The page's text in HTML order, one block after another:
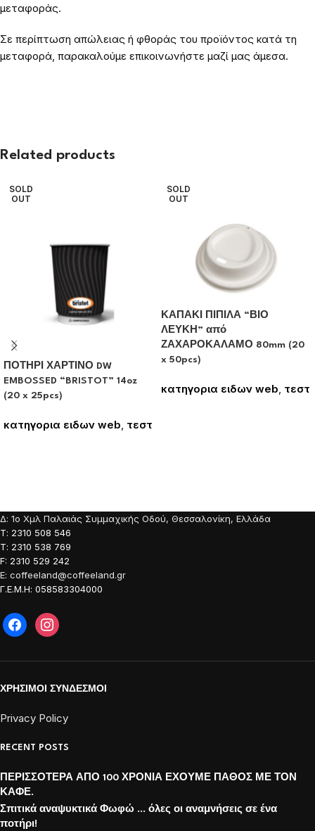
μεταφοράς.
Σε περίπτωση απώλειας ή φθοράς του προϊόντος κατά τη
μεταφορά, παρακαλούμε επικοινωνήστε μαζί μας άμεσα.
Related products
SOLD
OUT
ΠΟΤΗΡΙ ΧΑΡΤΙΝΟ DW
EMBOSSED “BRISTOT” 14oz
(20 x 25pcs)
κατηγορια ειδων web τεστ
SOLD
OUT
ΚΑΠΑΚΙ ΠΙΠΙΛΑ “ΒΙΟ
ΛΕΥΚΗ” από
ΖΑΧΑΡΟΚΑΛΑΜΟ 80mm (20
x 50pcs)
κατηγορια ειδων web, τεστ
Δ: 1o Χμλ Παλαιάς Συμμαχικής Οδού, Θεσσαλονίκη, Ελλάδα
Τ: 2310 508 546
Τ: 2310 538 769
F: 2310 529 242
E: coffeeland@coffeeland.gr
Γ.Ε.Μ.Η: 058583304000
ΧΡΗΣΙΜΟΙ ΣΥΝΔΕΣΜΟΙ
Privacy Policy
RECENT POSTS
ΠΕΡΙΣΣΟΤΕΡΑ ΑΠΟ 100 ΧΡΟΝΙΑ ΕΧΟΥΜΕ ΠΑΘΟΣ ΜΕ ΤΟΝ
ΚΑΦΕ.
Σπιτικά αναψυκτικά Φωφώ … όλες οι αναμνήσεις σε ένα
ποτήρι!